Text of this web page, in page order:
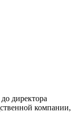
директора
компании,